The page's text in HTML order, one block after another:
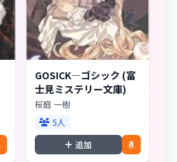
GOSICK―ゴシック (富
士見ミステリー文庫)
桜庭 一樹
5人
追加